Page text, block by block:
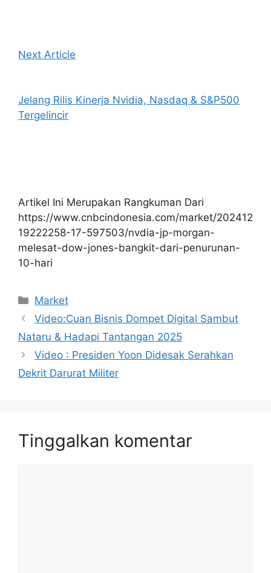
Next Article
Jelang Rilis Kinerja Nvidia, Nasdaq & S&P500
Tergelincir
Artikel Ini Merupakan Rangkuman Dari
https://www.cnbcindonesia.com/market/202412
19222258-17-597503/nvdia-jp-morgan-
melesat-dow-jones-bangkit-dari-penurunan-
10-hari
Kategori
Market
Video:Cuan Bisnis Dompet Digital Sambut
Nataru & Hadapi Tantangan 2025
Video : Presiden Yoon Didesak Serahkan
Dekrit Darurat Militer
Tinggalkan komentar